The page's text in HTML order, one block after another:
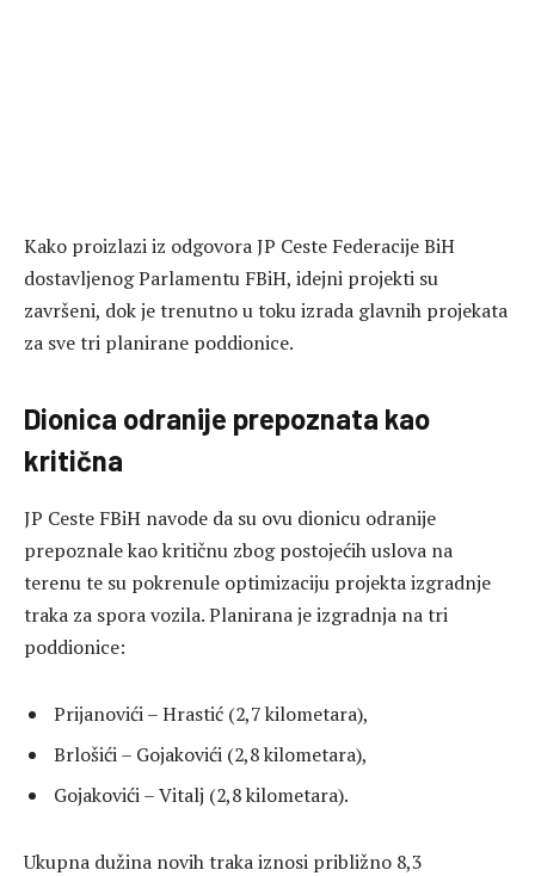
Kako proizlazi iz odgovora JP Ceste Federacije BiH
dostavljenog Parlamentu FBiH, idejni projekti su
završeni, dok je trenutno u toku izrada glavnih projekata
za sve tri planirane poddionice.
Dionica odranije prepoznata kao
kritična
JP Ceste FBiH navode da su ovu dionicu odranije
prepoznale kao kritičnu zbog postojećih uslova na
terenu te su pokrenule optimizaciju projekta izgradnje
traka za spora vozila. Planirana je izgradnja na tri
poddionice:
Prijanovići – Hrastić (2,7 kilometara),
Brlošići – Gojakovići (2,8 kilometara),
Gojakovići – Vitalj (2,8 kilometara).
Ukupna dužina novih traka iznosi približno 8,3